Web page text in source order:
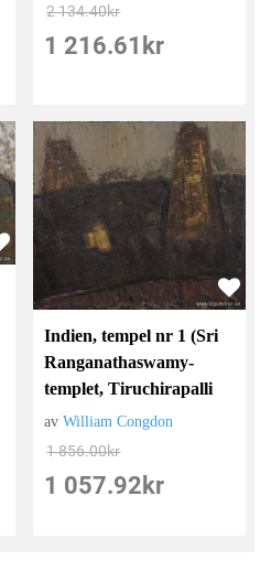
2 134.40kr
1 216.61 kr
Indien, tempel nr 1 (Sri
Ranganathaswamy-
templet, Tiruchirapalli
avWilliam Congdon
1 856.00kr
1 057.92 kr